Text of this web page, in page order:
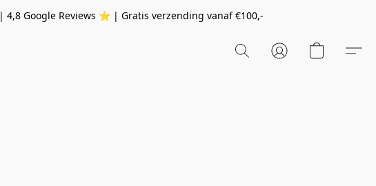
| 4,8 Google Reviews ⭐️ | Gratis verzending vanaf€100,-